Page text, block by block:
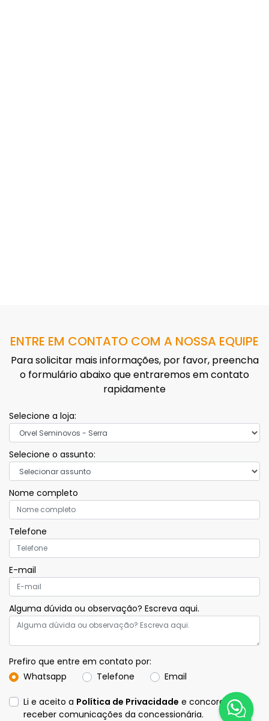
ENTRE EM CONTATO COM A NOSSA EQUIPE
Para solicitar mais informações, por favor, preencha
o formulário abaixo que entraremos em contato
rapidamente
Selecione a loja:
Selecione o assunto:
Nome completo
Telefone
E-mail
Alguma dúvida ou observação? Escreva aqui.
Prefiro que entre em contato por:
Whatsapp
Telefone Email
Li e aceito a Política de Privacidade e concordo em
receber comunicações da concessionária.